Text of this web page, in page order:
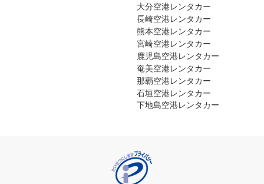
大分空港レンタカー
長崎空港レンタカー
熊本空港レンタカー
宮崎空港レンタカー
鹿児島空港レンタカー
奄美空港レンタカー
那覇空港レンタカー
石垣空港レンタカー
下地島空港レンタカー